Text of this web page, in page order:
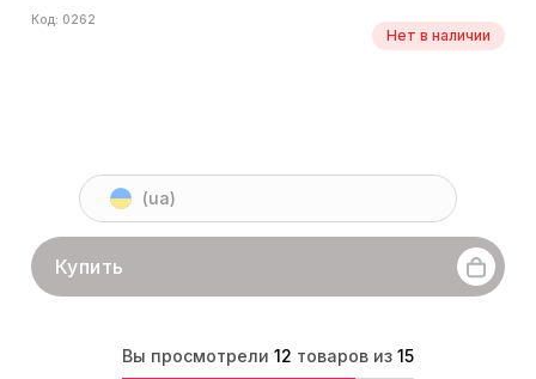
Код: 0262
Нет в наличии
(ua)
Купить
Вы просмотрели 12 товаров из 15